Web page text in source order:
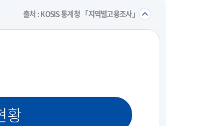
출처 : KOSIS 통계청 「지역별고용조사」접기/
황